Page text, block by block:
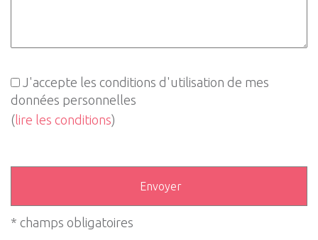
J'accepte les conditions d'utilisation de mes
données personnelles
(lire les conditions)
* champs obligatoires